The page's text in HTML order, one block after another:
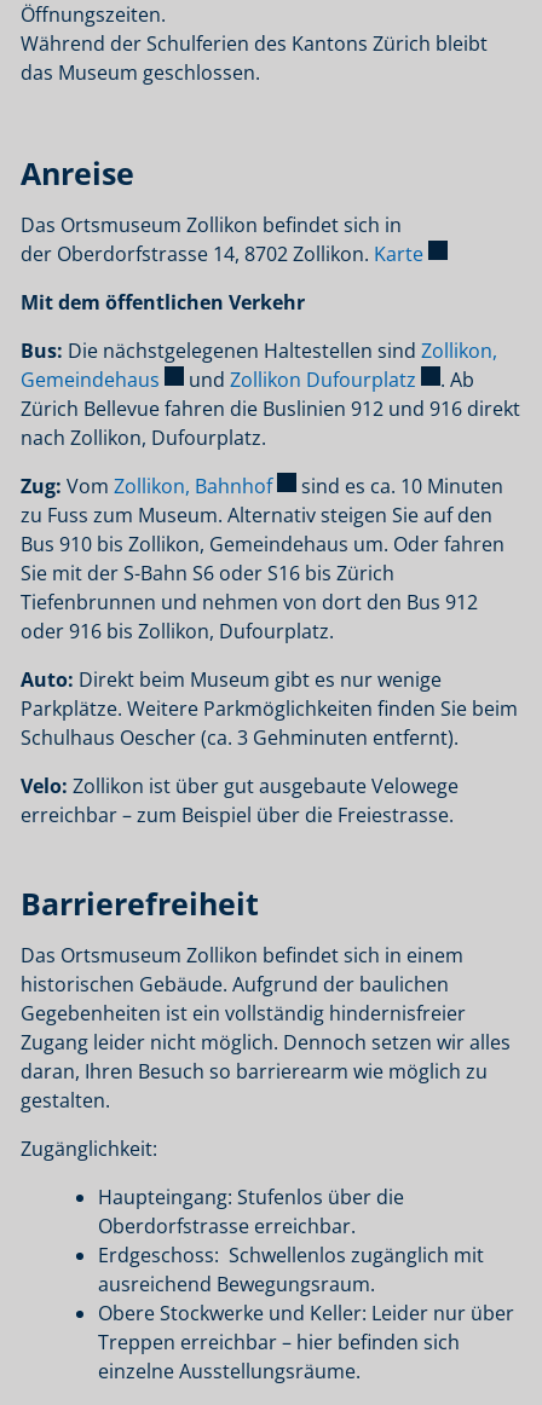
Öffnungszeiten.
Während der Schulferien des Kantons Zürich bleibt
das Museum geschlossen.
Anreise
Das Ortsmuseum Zollikon befindet sich in
der Oberdorfstrasse 14, 8702 Zollikon. KarteExterner
Mit dem öffentlichen Verkehr
Bus: Die nächstgelegenen Haltestellen sind Zollikon,
Gemeindehaus Externer Link wird in einem neuen
und Zollikon Dufourplatz Externer
. Ab
Zürich Bellevue fahren die Buslinien 912 und 916 direkt
nach Zollikon, Dufourplatz.
Zug: Vom Zollikon, BahnhofExterner Link wird in einem
sind es ca. 10 Minuten
zu Fuss zum Museum. Alternativ steigen Sie auf den
Bus 910 bis Zollikon, Gemeindehaus um. Oder fahren
Sie mit der S-Bahn S6 oder S16 bis Zürich
Tiefenbrunnen und nehmen von dort den Bus 912
oder 916 bis Zollikon, Dufourplatz.
Auto: Direkt beim Museum gibt es nur wenige
Parkplätze. Weitere Parkmöglichkeiten finden Sie beim
Schulhaus Oescher (ca. 3 Gehminuten entfernt).
Velo: Zollikon ist über gut ausgebaute Velowege
erreichbar – zum Beispiel über die Freiestrasse.
Barrierefreiheit
Das Ortsmuseum Zollikon befindet sich in einem
historischen Gebäude. Aufgrund der baulichen
Gegebenheiten ist ein vollständig hindernisfreier
Zugang leider nicht möglich. Dennoch setzen wir alles
daran, Ihren Besuch so barrierearm wie möglich zu
gestalten.
Zugänglichkeit:
Haupteingang: Stufenlos über die
Oberdorfstrasse erreichbar.
Erdgeschoss: Schwellenlos zugänglich mit
ausreichend Bewegungsraum.
Obere Stockwerke und Keller: Leider nur über
Treppen erreichbar – hier befinden sich
einzelne Ausstellungsräume.